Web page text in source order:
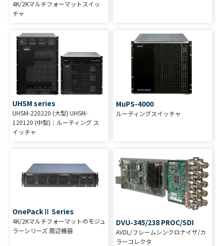
4K/2Kマルチフォーマットスイッ
チャ
UHSM series
UHSM-220220 (大型) UHSM-
120120 (中型)：ルーティング ス
イッチャ
MuPS-4000
ルーティングスイッチャ
OnePackⅡ Series
4K/2Kマルチフォーマットのモジュ
ラーシリーズ 周辺機器
DVU-345/238 PROC/SDI
AVDL/フレームシンクロナイザ/カ
ラーコレクタ